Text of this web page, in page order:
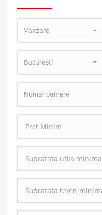
Tranzactie:
Vanzare
Bucuresti
camere:
Numar camere
Minim:
utila
minima:
teren
minima: